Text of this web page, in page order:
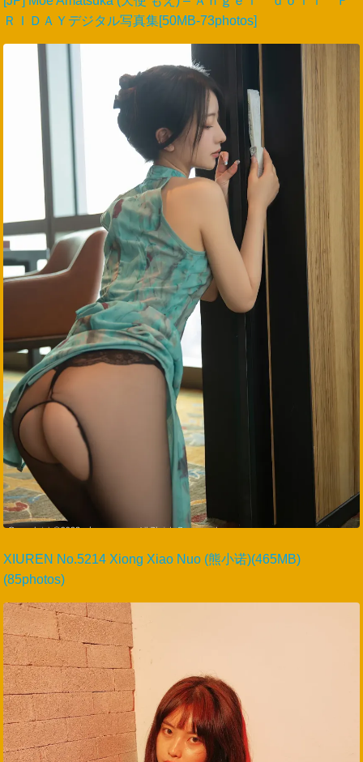
ＲＩＤＡＹデジタル写真集[50MB-73photos]
XIUREN No.5214 Xiong Xiao Nuo (熊小诺)(465MB)
(85photos)